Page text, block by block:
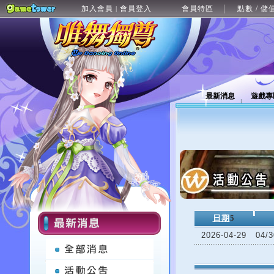
加入會員 | 會員登入 會員特區 點數 / 儲
最新消息 遊戲
日期 5
2026-04-29
04/